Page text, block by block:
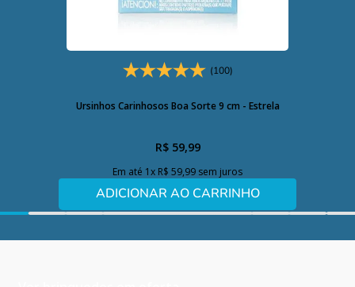
(100)
Ursinhos Carinhosos Boa Sorte 9 cm - Estrela
R$ 59,99
Em até 1x R$ 59,99 sem juros
ADICIONAR AO CARRINHO